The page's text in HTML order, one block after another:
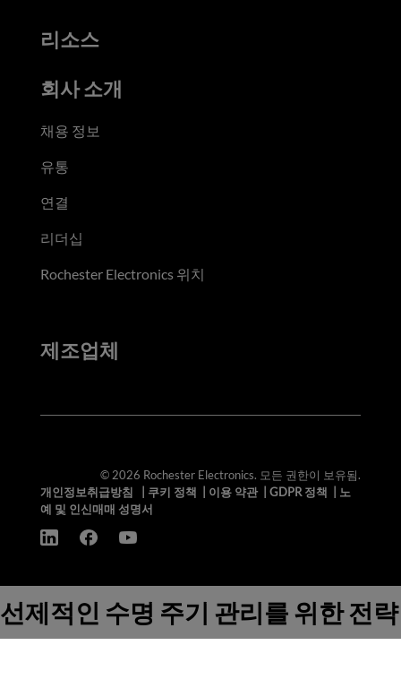
리소스
회사 소개
채용 정보
유통
연결
리더십
Rochester Electronics 위치
제조업체
© 2026 Rochester Electronics. 모든 권한이 보유됨.
개인정보취급방침
쿠키 정책 이용 약관| GDPR 정책
노
예 및 인신매매 성명서
선제적인 수명 주기 관리를 위한 전략